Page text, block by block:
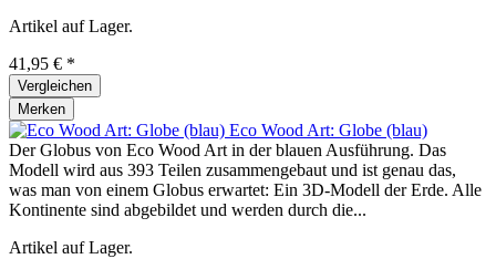
Artikel auf Lager.
41,95 € *
Vergleichen
Merken
Eco Wood Art: Globe (blau)
Der Globus von Eco Wood Art in der blauen Ausführung. Das
Modell wird aus 393 Teilen zusammengebaut und ist genau das,
was man von einem Globus erwartet: Ein 3D-Modell der Erde. Alle
Kontinente sind abgebildet und werden durch die...
Artikel auf Lager.